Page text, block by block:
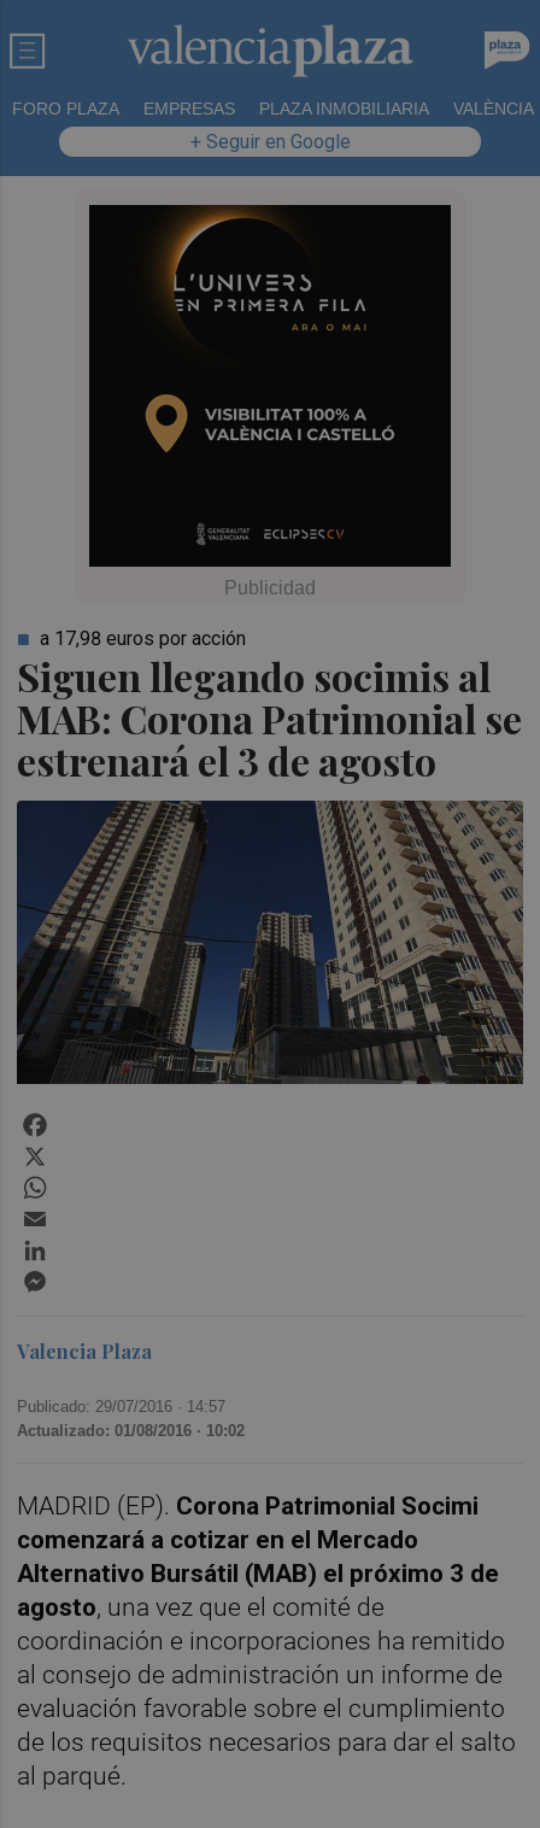
FORO PLAZA EMPRESAS PLAZA INMOBILIARIA VALÈNCIA
+ Seguir en Google
Siguen llegando socimis al
MAB: Corona Patrimonial se
estrenará el 3 de agosto
a 17,98 euros por acción
Valencia Plaza
Publicado: 29/07/2016 · 14:57
Actualizado: 01/08/2016 · 10:02
MADRID (EP). Corona Patrimonial Socimi
comenzará a cotizar en el Mercado
Alternativo Bursátil (MAB) el próximo 3 de
agosto, una vez que el comité de
coordinación e incorporaciones ha remitido
al consejo de administración un informe de
evaluación favorable sobre el cumplimiento
de los requisitos necesarios para dar el salto
al parqué.